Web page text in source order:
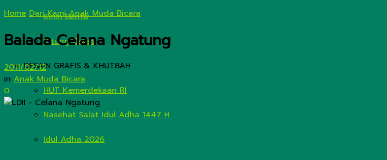
Kirim Berita
Hitung Zakat
DESAIN GRAFIS & KHUTBAH
HUT Kemerdekaan RI
Nasehat Salat Idul Adha 1447 H
Idul Adha 2026
Home Dari Kami Anak Muda Bicara
Balada Celana Ngatung
2011/02/12
in Anak Muda Bicara
0